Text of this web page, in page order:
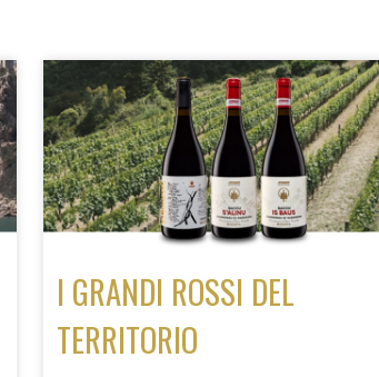
I GRANDI ROSSI DEL
TERRITORIO